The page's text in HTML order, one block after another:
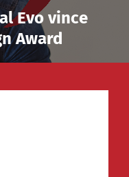
Evo vince
Award